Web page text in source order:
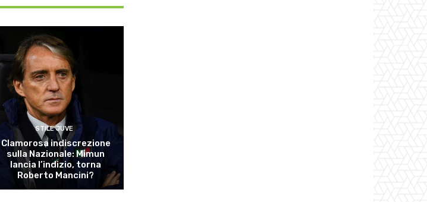
STILE JUVE
Clamorosa indiscrezione
sulla Nazionale: Mimun
lancia l’indizio, torna
Roberto Mancini?